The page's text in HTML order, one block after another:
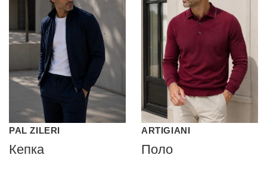
PAL ZILERI
Кепка
ARTIGIANI
Поло